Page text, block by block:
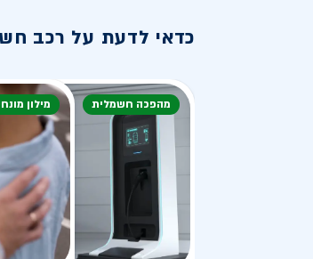
כדאי לדעת על רכב
מהפכה חשמלית מילון